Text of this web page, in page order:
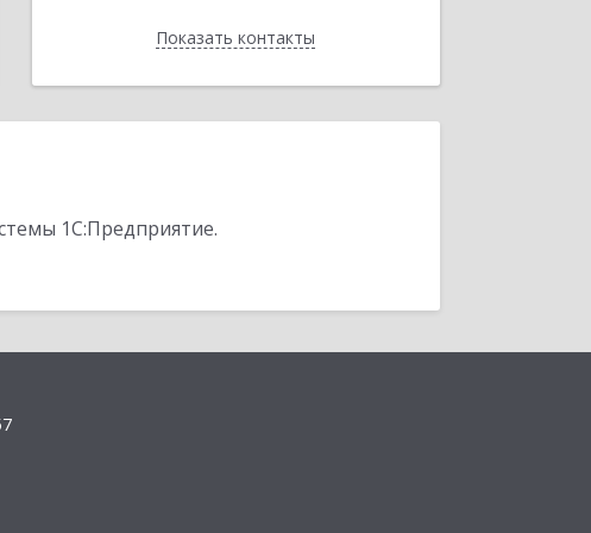
Показать контакты
Назад
1С:Предприятие.